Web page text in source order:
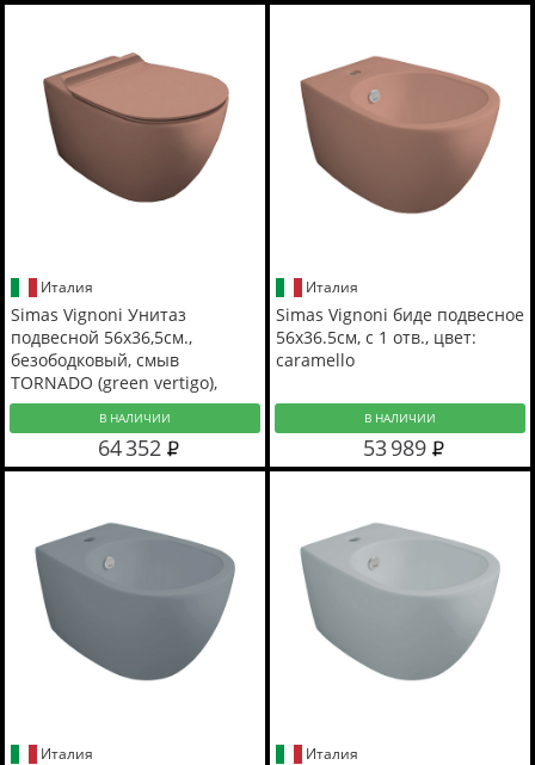
Италия
Simas Vignoni Унитаз
подвесной 56х36,5см.,
безободковый, смыв
TORNADO (green vertigo),
цвет: caramello
В НАЛИЧИИ
64 352
Италия
Simas Vignoni биде подвесное
56x36.5см, с 1 отв., цвет:
caramello
В НАЛИЧИИ
53 989
Италия Италия